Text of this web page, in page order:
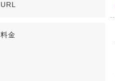
URL
料金